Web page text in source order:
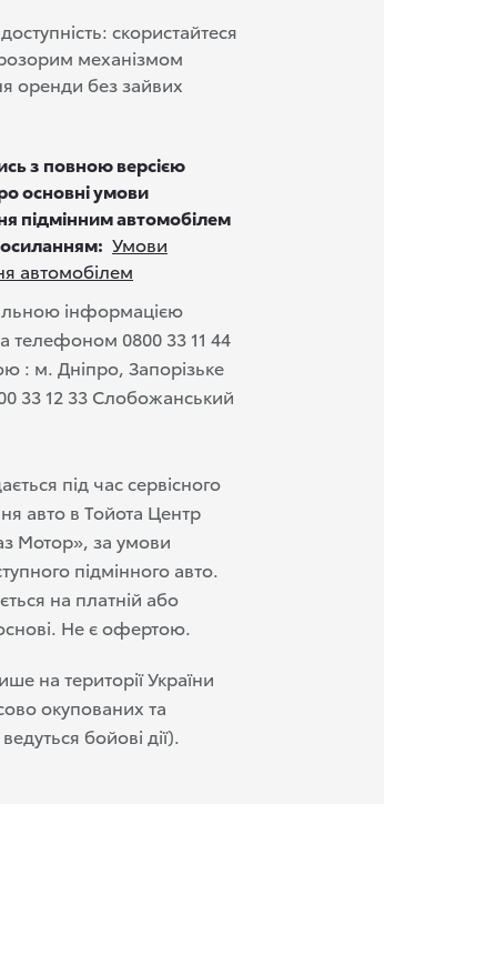
скористайтеся
механізмом
оренди без зайвих
з повною версією
основні умови
підмінним автомобілем
Умови
автомобілем
інформацією
телефоном 0800 33 11 44
: м. Дніпро, Запорізьке
33 12 33 Слобожанський
під час сервісного
авто в Тойота Центр
Мотор», за умови
підмінного авто.
на платній або
Не є офертою.
на території України
окупованих та
бойові дії).